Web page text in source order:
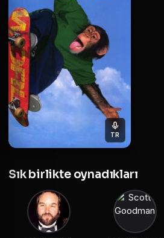
TR
Sık birlikte oynadıkları